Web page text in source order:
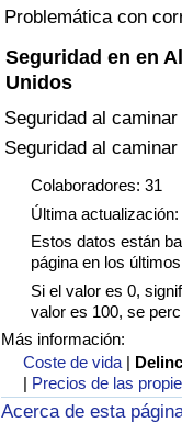
Problemática con
Seguridad en en
Unidos
Seguridad al
Seguridad al
Colaboradores: 31
Última
Estos datos están
página en los
Si el valor es 0,
valor es 100, se
Más información:
Coste de vida |
| Precios de las
Acerca de esta
Índice de Tráfico
Índice de Tráfico
Índice de Tráfico